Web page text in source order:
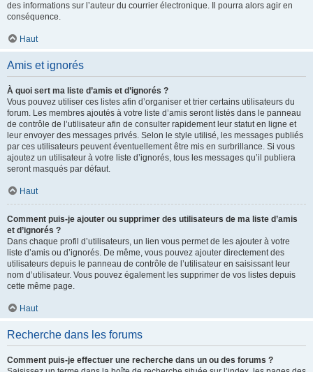
des informations sur l’auteur du courrier électronique. Il pourra alors agir en
conséquence.
Haut
Amis et ignorés
À quoi sert ma liste d’amis et d’ignorés ?
Vous pouvez utiliser ces listes afin d’organiser et trier certains utilisateurs du
forum. Les membres ajoutés à votre liste d’amis seront listés dans le panneau
de contrôle de l’utilisateur afin de consulter rapidement leur statut en ligne et
leur envoyer des messages privés. Selon le style utilisé, les messages publiés
par ces utilisateurs peuvent éventuellement être mis en surbrillance. Si vous
ajoutez un utilisateur à votre liste d’ignorés, tous les messages qu’il publiera
seront masqués par défaut.
Haut
Comment puis-je ajouter ou supprimer des utilisateurs de ma liste d’amis
et d’ignorés ?
Dans chaque profil d’utilisateurs, un lien vous permet de les ajouter à votre
liste d’amis ou d’ignorés. De même, vous pouvez ajouter directement des
utilisateurs depuis le panneau de contrôle de l’utilisateur en saisissant leur
nom d’utilisateur. Vous pouvez également les supprimer de vos listes depuis
cette même page.
Haut
Recherche dans les forums
Comment puis-je effectuer une recherche dans un ou des forums ?